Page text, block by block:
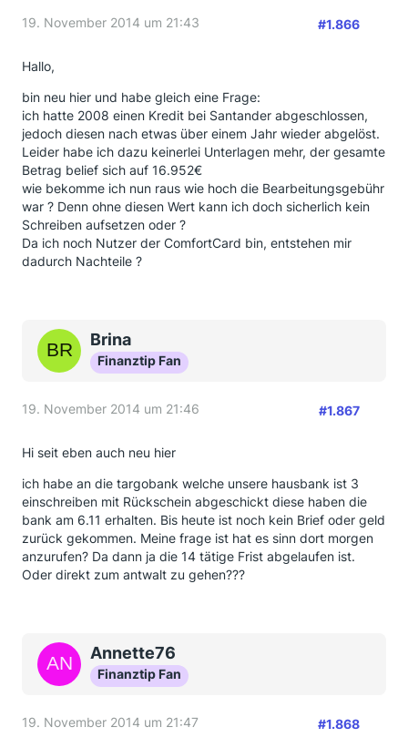
19. November 2014 um 21:43 #1.866
Hallo,
bin neu hier und habe gleich eine Frage:
ich hatte 2008 einen Kredit bei Santander abgeschlossen,
jedoch diesen nach etwas über einem Jahr wieder abgelöst.
Leider habe ich dazu keinerlei Unterlagen mehr, der gesamte
Betrag belief sich auf 16.952€
wie bekomme ich nun raus wie hoch die Bearbeitungsgebühr
war ? Denn ohne diesen Wert kann ich doch sicherlich kein
Schreiben aufsetzen oder ?
Da ich noch Nutzer der ComfortCard bin, entstehen mir
dadurch Nachteile ?
Brina
Finanztip Fan
19. November 2014 um 21:46 #1.867
Hi seit eben auch neu hier
ich habe an die targobank welche unsere hausbank ist 3
einschreiben mit Rückschein abgeschickt diese haben die
bank am 6.11 erhalten. Bis heute ist noch kein Brief oder geld
zurück gekommen. Meine frage ist hat es sinn dort morgen
anzurufen? Da dann ja die 14 tätige Frist abgelaufen ist.
Oder direkt zum antwalt zu gehen???
Annette76
Finanztip Fan
19. November 2014 um 21:47 #1.868